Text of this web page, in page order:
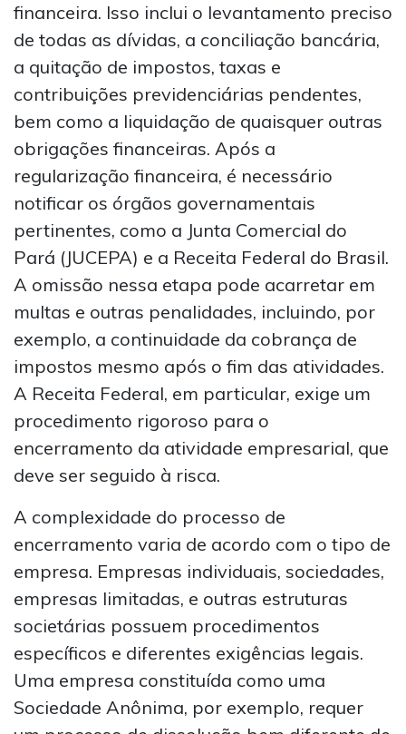
financeira. Isso inclui o levantamento preciso
de todas as dívidas, a conciliação bancária,
a quitação de impostos, taxas e
contribuições previdenciárias pendentes,
bem como a liquidação de quaisquer outras
obrigações financeiras. Após a
regularização financeira, é necessário
notificar os órgãos governamentais
pertinentes, como a Junta Comercial do
Pará (JUCEPA) e a Receita Federal do Brasil.
A omissão nessa etapa pode acarretar em
multas e outras penalidades, incluindo, por
exemplo, a continuidade da cobrança de
impostos mesmo após o fim das atividades.
A Receita Federal, em particular, exige um
procedimento rigoroso para o
encerramento da atividade empresarial, que
deve ser seguido à risca.
A complexidade do processo de
encerramento varia de acordo com o tipo de
empresa. Empresas individuais, sociedades,
empresas limitadas, e outras estruturas
societárias possuem procedimentos
específicos e diferentes exigências legais.
Uma empresa constituída como uma
Sociedade Anônima, por exemplo, requer